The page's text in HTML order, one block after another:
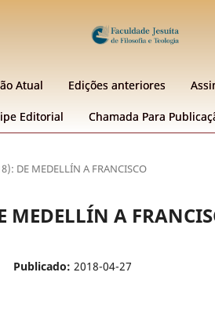
Atual Edições anteriores
Editorial Chamada Para
DE MEDELLÍN A FRANCISCO
MEDELLÍN A
Publicado: 2018-04-27